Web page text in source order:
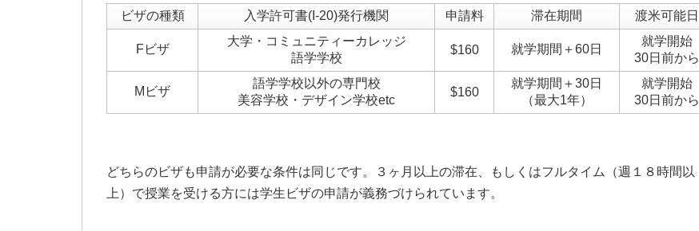
ビザの種類 入学許可書(I-20)発行機関 申請料 滞在期間 渡米可能日
Fビザ
大学・コミュニティーカレッジ
語学学校
$160 就学期間＋60日
就学開始
30日前から
Mビザ
語学学校以外の専門校
美容学校・デザイン学校etc
$160
就学期間＋30日
（最大1年）
就学開始
30日前から
どちらのビザも申請が必要な条件は同じです。３ヶ月以上の滞在、もしくはフルタイム（週１８時間以
上）で授業を受ける方には学生ビザの申請が義務づけられています。